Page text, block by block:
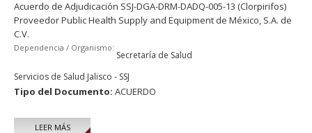
Acuerdo de Adjudicación SSJ-DGA-DRM-DADQ-005-13 (Clorpirifos)
Proveedor Public Health Supply and Equipment de México, S.A. de
C.V.
Dependencia / Organismo:
Secretaría de Salud
Servicios de Salud Jalisco - SSJ
Tipo del Documento: ACUERDO
LEER MÁS